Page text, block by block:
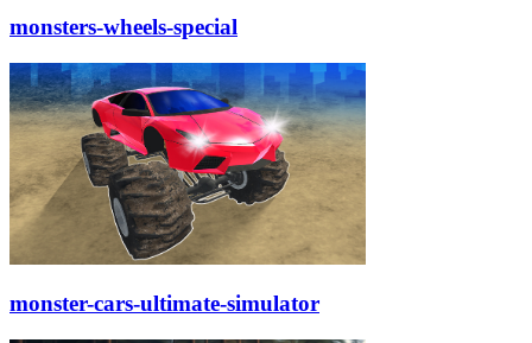
monsters-wheels-special
monster-cars-ultimate-simulator